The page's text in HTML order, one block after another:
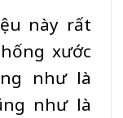
này rất
xước
như là
như là